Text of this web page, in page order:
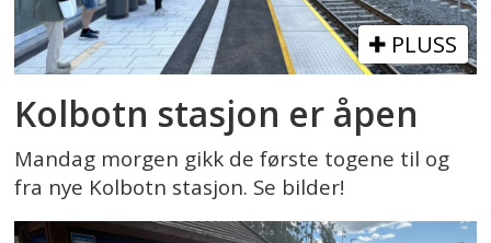
PLUSS
Kolbotn stasjon er åpen
Mandag morgen gikk de første togene til og
fra nye Kolbotn stasjon. Se bilder!